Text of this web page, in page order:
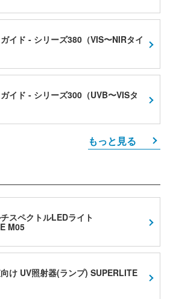
イド - シリーズ380（VIS〜NIRタイ
イド - シリーズ300（UVB〜VISタ
もっと見る
スペクトルLEDライト
M05
け UV照射器(ランプ) SUPERLITE